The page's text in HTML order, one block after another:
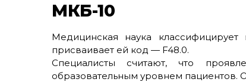
МКБ-10
Медицинская наука
присваивает ей код — F48.0.
Специалисты считают, что
образовательным уровнем